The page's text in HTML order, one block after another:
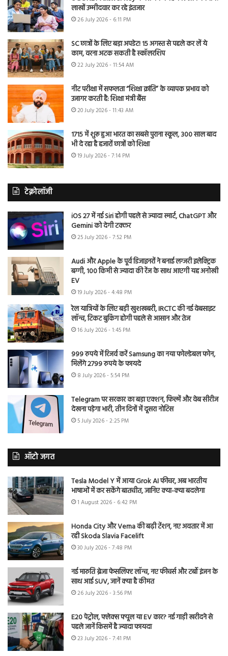
लाखों उम्मीदवार कर रहे इंतजार
26 July 2026 - 6:11 PM
SC छात्रों के लिए बड़ा अपडेट! 15 अगस्त से पहले कर लें ये
काम, वरना अटक सकती है स्कॉलरशिप
22 July 2026 - 11:54 AM
नीट परीक्षा में सफलता “शिक्षा क्रांति” के व्यापक प्रभाव को
उजागर करती है: शिक्षा मंत्री बैंस
20 July 2026 - 11:43 AM
1715 में शुरू हुआ भारत का सबसे पुराना स्कूल, 300 साल बाद
भी दे रहा है हजारों छात्रों को शिक्षा
19 July 2026 - 7:14 PM
टेक्नोलॉजी
iOS 27 में नई Siri होगी पहले से ज्यादा स्मार्ट, ChatGPT और
Gemini को देगी टक्कर
25 July 2026 - 7:52 PM
Audi और Apple के पूर्व डिजाइनरों ने बनाई लग्जरी इलेक्ट्रिक
बग्गी, 100 किमी से ज्यादा की रेंज के साथ आएगी यह अनोखी
EV
19 July 2026 - 4:48 PM
रेल यात्रियों के लिए बड़ी खुशखबरी, IRCTC की नई वेबसाइट
लॉन्च, टिकट बुकिंग होगी पहले से आसान और तेज
16 July 2026 - 1:45 PM
999 रुपये में रिजर्व करें Samsung का नया फोल्डेबल फोन,
मिलेंगे 2799 रुपये के फायदे
8 July 2026 - 5:54 PM
Telegram पर सरकार का बड़ा एक्शन, फिल्में और वेब सीरीज
देखना पड़ेगा भारी, तीन दिनों में दूसरा नोटिस
5 July 2026 - 2:25 PM
ऑटो जगत
Tesla Model Y में आया Grok AI फीचर, अब भारतीय
भाषाओं में कर सकेंगे बातचीत, जानिए क्या-क्या बदलेगा
1 August 2026 - 6:42 PM
Honda City और Verna की बढ़ी टेंशन, नए अवतार में आ
रही Skoda Slavia Facelift
30 July 2026 - 7:48 PM
नई मारुति ब्रेजा फेसलिफ्ट लॉन्च, नए फीचर्स और टर्बो इंजन के
साथ आई SUV, जानें क्या है कीमत
26 July 2026 - 3:56 PM
E20 पेट्रोल, फ्लेक्स फ्यूल या EV कार? नई गाड़ी खरीदने से
पहले जानें किसमें है ज्यादा फायदा
23 July 2026 - 7:41 PM